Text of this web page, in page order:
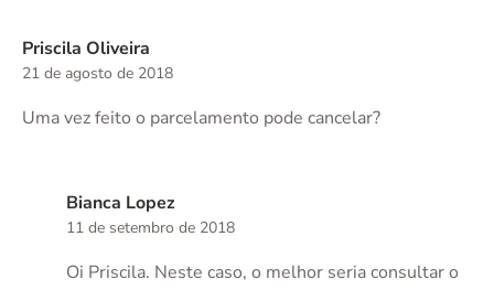
Priscila Oliveira
21 de agosto de 2018
Uma vez feito o parcelamento pode cancelar?
Bianca Lopez
11 de setembro de 2018
Oi Priscila. Neste caso, o melhor seria consultar o